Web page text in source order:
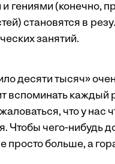
гениями (конечно,
становятся в
занятий.
десяти тысяч»
вспоминать каждый
что у нас
Чтобы чего-нибудь
просто больше, а